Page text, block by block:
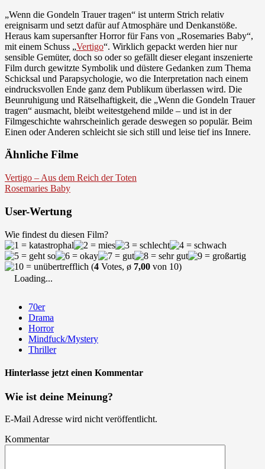
„Wenn die Gondeln Trauer tragen“ ist unterm Strich relativ
ereignisarm und setzt dafür auf Atmosphäre und Denkanstöße.
Heraus kam supersanfter Horror für Fans von „Rosemaries Baby“,
mit einem Schuss „Vertigo“. Wirklich gepackt werden hier nur
sensible Gemüter, doch so oder so gefällt dieser elegant inszenierte
Film durch gewitzte Symbolik und düstere Gedanken zum Thema
Schicksal und Parapsychologie, wo die Interpretation nach einem
eindrucksvollen Ende ganz dem Publikum überlassen wird. Die
Beunruhigung und Rätselhaftigkeit, die „Wenn die Gondeln Trauer
tragen“ ausmacht, bleibt weitestgehend milde – und ist in der
Filmgeschichte wahrscheinlich gerade deswegen so populär. Beim
Einen oder Anderen schleicht sie sich still und leise tief ins Innere.
Ähnliche Filme
Vertigo – Aus dem Reich der Toten
Rosemaries Baby
User-Wertung
Wie findest du diesen Film?
(4 Votes, ø 7,00 von 10)
Loading...
70er
Drama
Horror
Mindfuck/Mystery
Thriller
Hinterlasse jetzt einen Kommentar
Wie ist deine Meinung?
E-Mail Adresse wird nicht veröffentlicht.
Kommentar